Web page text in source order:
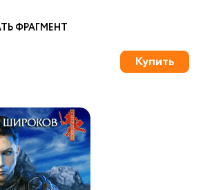
ФРАГМЕНТ
Купить